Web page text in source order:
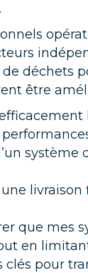
déchets
être
que mes
en
clés pour